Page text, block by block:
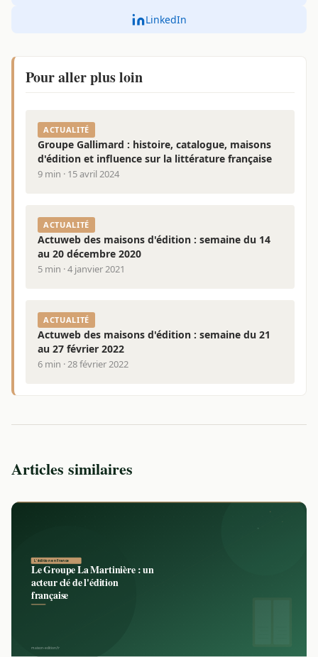
LinkedIn
Pour aller plus loin
ACTUALITÉ
Groupe Gallimard : histoire, catalogue, maisons
d'édition et influence sur la littérature française
9 min · 15 avril 2024
ACTUALITÉ
Actuweb des maisons d'édition : semaine du 14
au 20 décembre 2020
5 min · 4 janvier 2021
ACTUALITÉ
Actuweb des maisons d'édition : semaine du 21
au 27 février 2022
6 min · 28 février 2022
Articles similaires